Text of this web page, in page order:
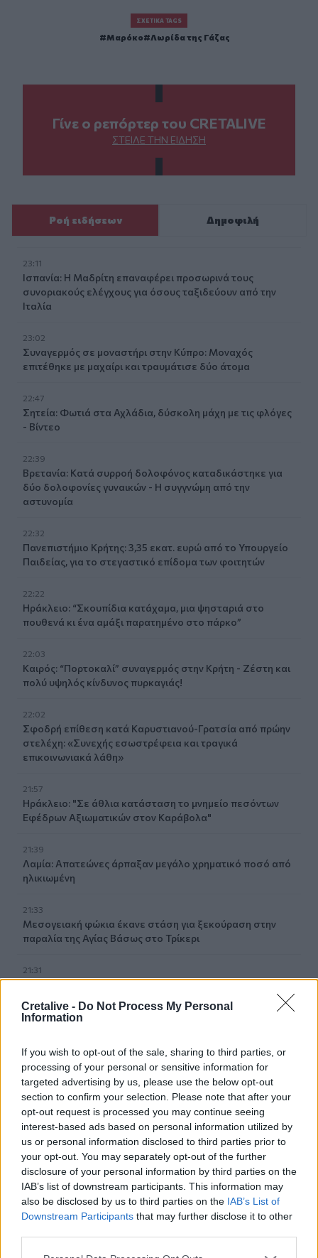
Cretalive - Do Not Process My Personal
Information
If you wish to opt-out of the sale, sharing to third parties, or
processing of your personal or sensitive information for
targeted advertising by us, please use the below opt-out
section to confirm your selection. Please note that after your
opt-out request is processed you may continue seeing
interest-based ads based on personal information utilized by
us or personal information disclosed to third parties prior to
your opt-out. You may separately opt-out of the further
disclosure of your personal information by third parties on the
IAB’s list of downstream participants. This information may
also be disclosed by us to third parties on the IAB’s List of
Downstream Participants that may further disclose it to other
ΣΧΕΤΙΚΆ TAGS
Μαρόκο Λωρίδα της Γάζας
Γίνε ο ρεπόρτερ του CRETALIVE
ΣΤΕΊΛΕ ΤΗΝ ΕΊΔΗΣΗ
Ροή ειδήσεων Δημοφιλή
23:11
Ισπανία: Η Μαδρίτη επαναφέρει προσωρινά τους
συνοριακούς ελέγχους για όσους ταξιδεύουν από την
Ιταλία
23:02
Συναγερμός σε μοναστήρι στην Κύπρο: Μοναχός
επιτέθηκε με μαχαίρι και τραυμάτισε δύο άτομα
22:47
Σητεία: Φωτιά στα Αχλάδια, δύσκολη μάχη με τις φλόγες
- Βίντεο
22:39
Βρετανία: Κατά συρροή δολοφόνος καταδικάστηκε για
δύο δολοφονίες γυναικών - Η συγγνώμη από την
αστυνομία
22:32
Πανεπιστήμιο Κρήτης: 3,35 εκατ. ευρώ από το Υπουργείο
Παιδείας, για το στεγαστικό επίδομα των φοιτητών
22:22
Ηράκλειο: “Σκουπίδια κατάχαμα, μια ψησταριά στο
πουθενά κι ένα αμάξι παρατημένο στο πάρκο”
22:03
Καιρός: “Πορτοκαλί” συναγερμός στην Κρήτη - Ζέστη και
πολύ υψηλός κίνδυνος πυρκαγιάς!
22:02
Σφοδρή επίθεση κατά Καρυστιανού-Γρατσία από πρώην
στελέχη: «Συνεχής εσωστρέφεια και τραγικά
επικοινωνιακά λάθη»
21:57
Ηράκλειο: "Σε άθλια κατάσταση το μνημείο πεσόντων
Εφέδρων Αξιωματικών στον Καράβολα"
21:39
Λαμία: Απατεώνες άρπαξαν μεγάλο χρηματικό ποσό από
ηλικιωμένη
21:33
Μεσογειακή φώκια έκανε στάση για ξεκούραση στην
παραλία της Αγίας Βάσως στο Τρίκερι
21:31
Μεταναστευτικό: Σύλληψη 18χρονου διακινητή για την
Μαραντόνα επί της Αγγλίας στο Μουντιάλ 1986
21:08
Διεθνείς διακρίσεις για τη μαθητική ταινία stop motion
«Shared Weights» του 8ου Γυμνασίου Ηρακλείου
ΥΠΑΑΤ – ΑΑΔΕ: Υπεγράφη κοινή απόφαση για
επενδύσεις 263,5 εκατ. ευρώ
20:57
ΑΑΔΕ: Άνοιξε ξανά το σύστημα ΕΑΕ 2025 για διορθώσεις
και συμπληρώσεις στοιχείων από τους παραγωγούς